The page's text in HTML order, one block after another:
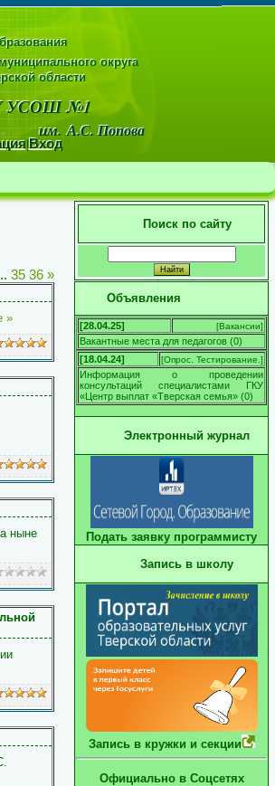
|Вход
округа
УСОШ №1
А.С. Попова
35 36 »
»
ныне
Поиск по сайту
Объявления
[28.04.25] [Вакансии]
Вакантные места для педагогов (0)
[18.04.24]
[Опрос. Тестирование. ]
Информация о проведении
консультаций специалистами ГКУ
«Центр выплат «Тверская семья» (0)
Электронный журнал
Подать заявку программисту
Запись в школу
Запись в кружки и секции
Официально в Соцсетях